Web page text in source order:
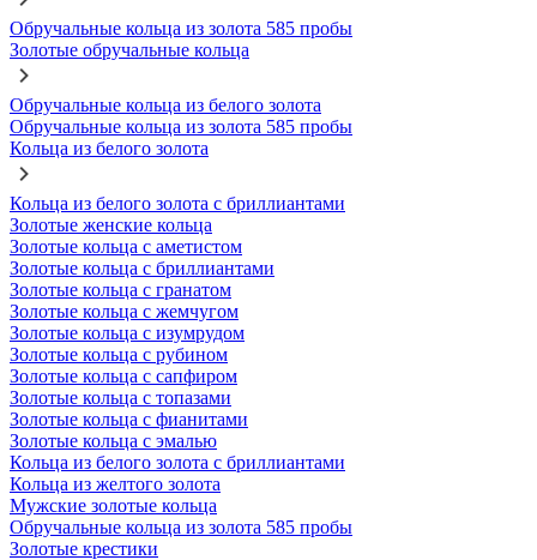
Обручальные кольца из золота 585 пробы
Золотые обручальные кольца
Обручальные кольца из белого золота
Обручальные кольца из золота 585 пробы
Кольца из белого золота
Кольца из белого золота с бриллиантами
Золотые женские кольца
Золотые кольца с аметистом
Золотые кольца с бриллиантами
Золотые кольца с гранатом
Золотые кольца с жемчугом
Золотые кольца с изумрудом
Золотые кольца с рубином
Золотые кольца с сапфиром
Золотые кольца с топазами
Золотые кольца с фианитами
Золотые кольца с эмалью
Кольца из белого золота с бриллиантами
Кольца из желтого золота
Мужские золотые кольца
Обручальные кольца из золота 585 пробы
Золотые крестики